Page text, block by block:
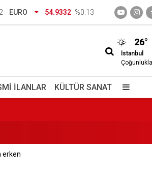
EURO 54.9332 %0.13
26°
İstanbul
İLANLAR KÜLTÜR SANAT
ve Mehmet Ziya Gökalp kimdir?
erken